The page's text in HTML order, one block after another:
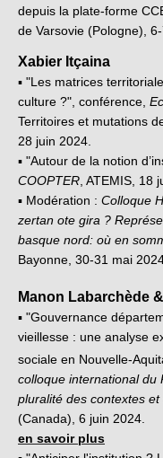
depuis la plate-forme
de Varsovie (Pologne),
Xabier Itçaina
▪ "Les matrices
culture ?", conférence,
Territoires et mutations
28 juin 2024.
▪ "Autour de la notion
COOPTER , ATEMIS, 18
▪ Modération : Colloque
zertan ote gira ?
basque nord: où en
Bayonne, 30-31 mai
Manon Labarchède
▪ "Gouvernance
vieillesse : une analyse
sociale en Nouvelle-
colloque international du
pluralité des contextes
(Canada), 6 juin 2024.
en savoir plus